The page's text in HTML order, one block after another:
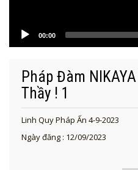
00:00
Pháp Đàm
Thầy ! 1
Linh Quy Pháp Ấn 4-9-2023
Ngày đăng : 12/09/2023